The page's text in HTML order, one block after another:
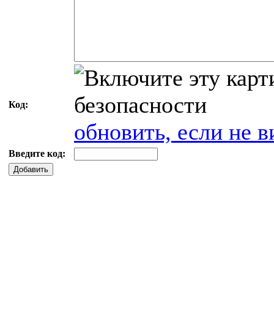
Код:
обновить, если не
Введите код:
Добавить